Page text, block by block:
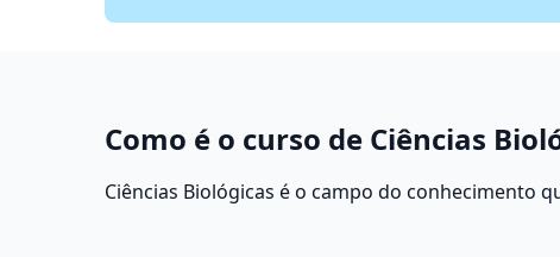
Como é o curso de Ciências
Ciências Biológicas é o campo do conhecimento